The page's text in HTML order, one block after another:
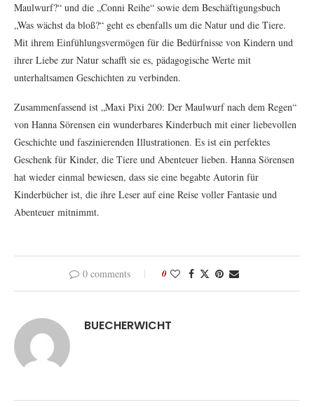
Maulwurf?“ und die „Conni Reihe“ sowie dem Beschäftigungsbuch
„Was wächst da bloß?“ geht es ebenfalls um die Natur und die Tiere.
Mit ihrem Einfühlungsvermögen für die Bedürfnisse von Kindern und
ihrer Liebe zur Natur schafft sie es, pädagogische Werte mit
unterhaltsamen Geschichten zu verbinden.
Zusammenfassend ist „Maxi Pixi 200: Der Maulwurf nach dem Regen“
von Hanna Sörensen ein wunderbares Kinderbuch mit einer liebevollen
Geschichte und faszinierenden Illustrationen. Es ist ein perfektes
Geschenk für Kinder, die Tiere und Abenteuer lieben. Hanna Sörensen
hat wieder einmal bewiesen, dass sie eine begabte Autorin für
Kinderbücher ist, die ihre Leser auf eine Reise voller Fantasie und
Abenteuer mitnimmt.
0 comments 0
BUECHERWICHT